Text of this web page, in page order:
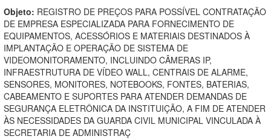
Objeto: REGISTRO DE PREÇOS PARA POSSÍVEL CONTRATAÇÃO
DE EMPRESA ESPECIALIZADA PARA FORNECIMENTO DE
EQUIPAMENTOS, ACESSÓRIOS E MATERIAIS DESTINADOS À
IMPLANTAÇÃO E OPERAÇÃO DE SISTEMA DE
VIDEOMONITORAMENTO, INCLUINDO CÂMERAS IP,
INFRAESTRUTURA DE VÍDEO WALL, CENTRAIS DE ALARME,
SENSORES, MONITORES, NOTEBOOKS, FONTES, BATERIAS,
CABEAMENTO E SUPORTES PARA ATENDER DEMANDAS DE
SEGURANÇA ELETRÔNICA DA INSTITUIÇÃO, A FIM DE ATENDER
ÀS NECESSIDADES DA GUARDA CIVIL MUNICIPAL VINCULADA À
SECRETARIA DE ADMINISTRAÇ